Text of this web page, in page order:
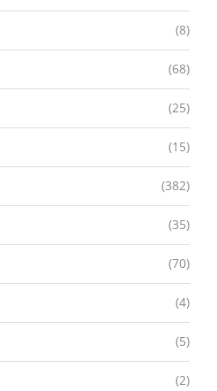
(8)
(68)
(25)
(15)
(382)
(35)
(70)
(4)
(5)
(2)